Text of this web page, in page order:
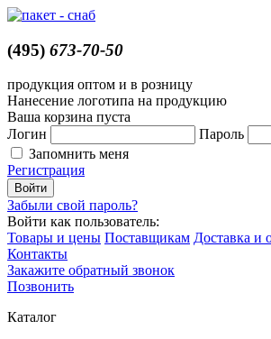
(495) 673-70-50
продукция оптом и в розницу
Нанесение логотипа на продукцию
Ваша корзина пуста
Логин
Пароль
Запомнить меня
Регистрация
Забыли свой пароль?
Войти как пользователь:
Товары и цены Поставщикам Доставка и
Контакты
Закажите обратный звонок
Позвонить
Каталог